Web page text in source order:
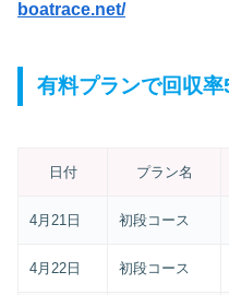
boatrace.net/
有料プランで回収率
日付 プラン名
4月21日 初段コース
4月22日 初段コース